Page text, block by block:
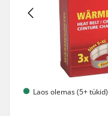
Laos olemas (5+ tükid)